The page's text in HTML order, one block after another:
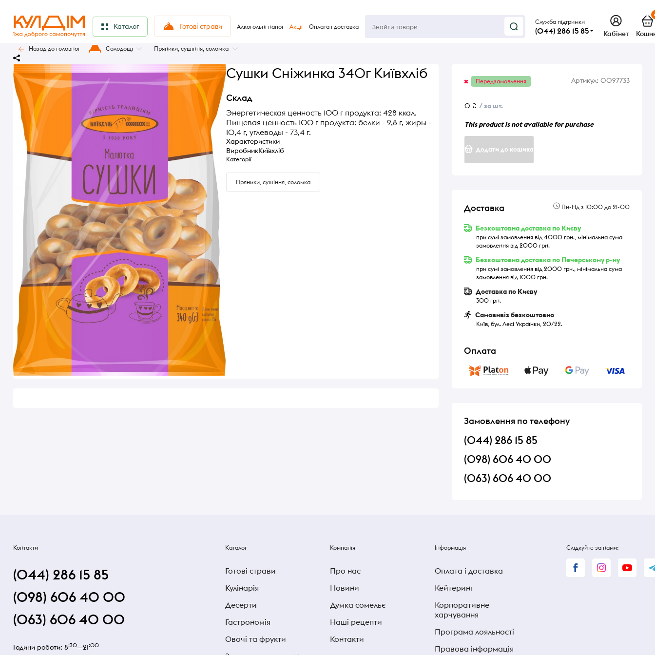
Каталог Готові страви Алкогольні напої Акції Оплата і доставка
Служба підтримки
(044) 286 15 85 Кабінет
Назад до головної Солодощі Пряники, сушіння, соломка
Сушки Сніжинка 340г Київхліб
Склад
Энергетическая ценность 100 г продукта: 428 ккал.
Пищевая ценность 100 г продукта: белки - 9,8 г, жиры -
10,4 г, углеводы - 73,4 г.
Характеристики
ВиробникКиївхліб
Категорії
Пряники, сушіння, соломка
Передзамовлення Артикул: 0097733
0 ₴ / за шт.
This product is not available for purchase
Додати до кошика
Доставка Пн-Нд з 10:00 до 21-00
Безкоштовна доставка по Києву
при сумі замовлення від 4000 грн., мінімальна сума
замовлення від 2000 грн.
Безкоштовна доставка по Печерському р-ну
при сумі замовлення від 2000 грн., мінімальна сума
замовлення від 1000 грн.
Доставка по Києву
300 грн.
Самовивіз безкоштовно
Київ, бул. Лесі Українки, 20/22.
Оплата
Замовлення по телефону
(044) 286 15 85
(098) 606 40 00
(063) 606 40 00
Контакти
(044) 286 15 85
(098) 606 40 00
(063) 606 40 00
Години роботи: 8:30—21:00
Каталог
Готові страви
Кулінарія
Десерти
Гастрономія
Овочі та фрукти
Компанія
Про нас
Новини
Думка сомельє
Наші рецепти
Контакти
Інформація
Оплата і доставка
Кейтеринг
Корпоративне
харчування
Програма лояльності
Правова інформація
Слідкуйте за нами: